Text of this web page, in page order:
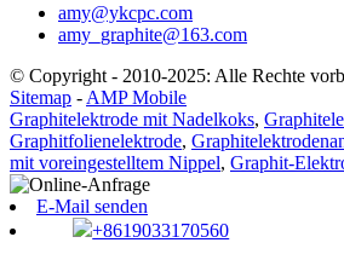
amy@ykcpc.com
amy_graphite@163.com
© Copyright - 2010-2025: Alle Rechte
Sitemap - AMP Mobile
Graphitelektrode mit Nadelkoks,
Graphitfolienelektrode,
mit voreingestelltem Nippel, Graphit-
E-Mail senden
+8619033170560